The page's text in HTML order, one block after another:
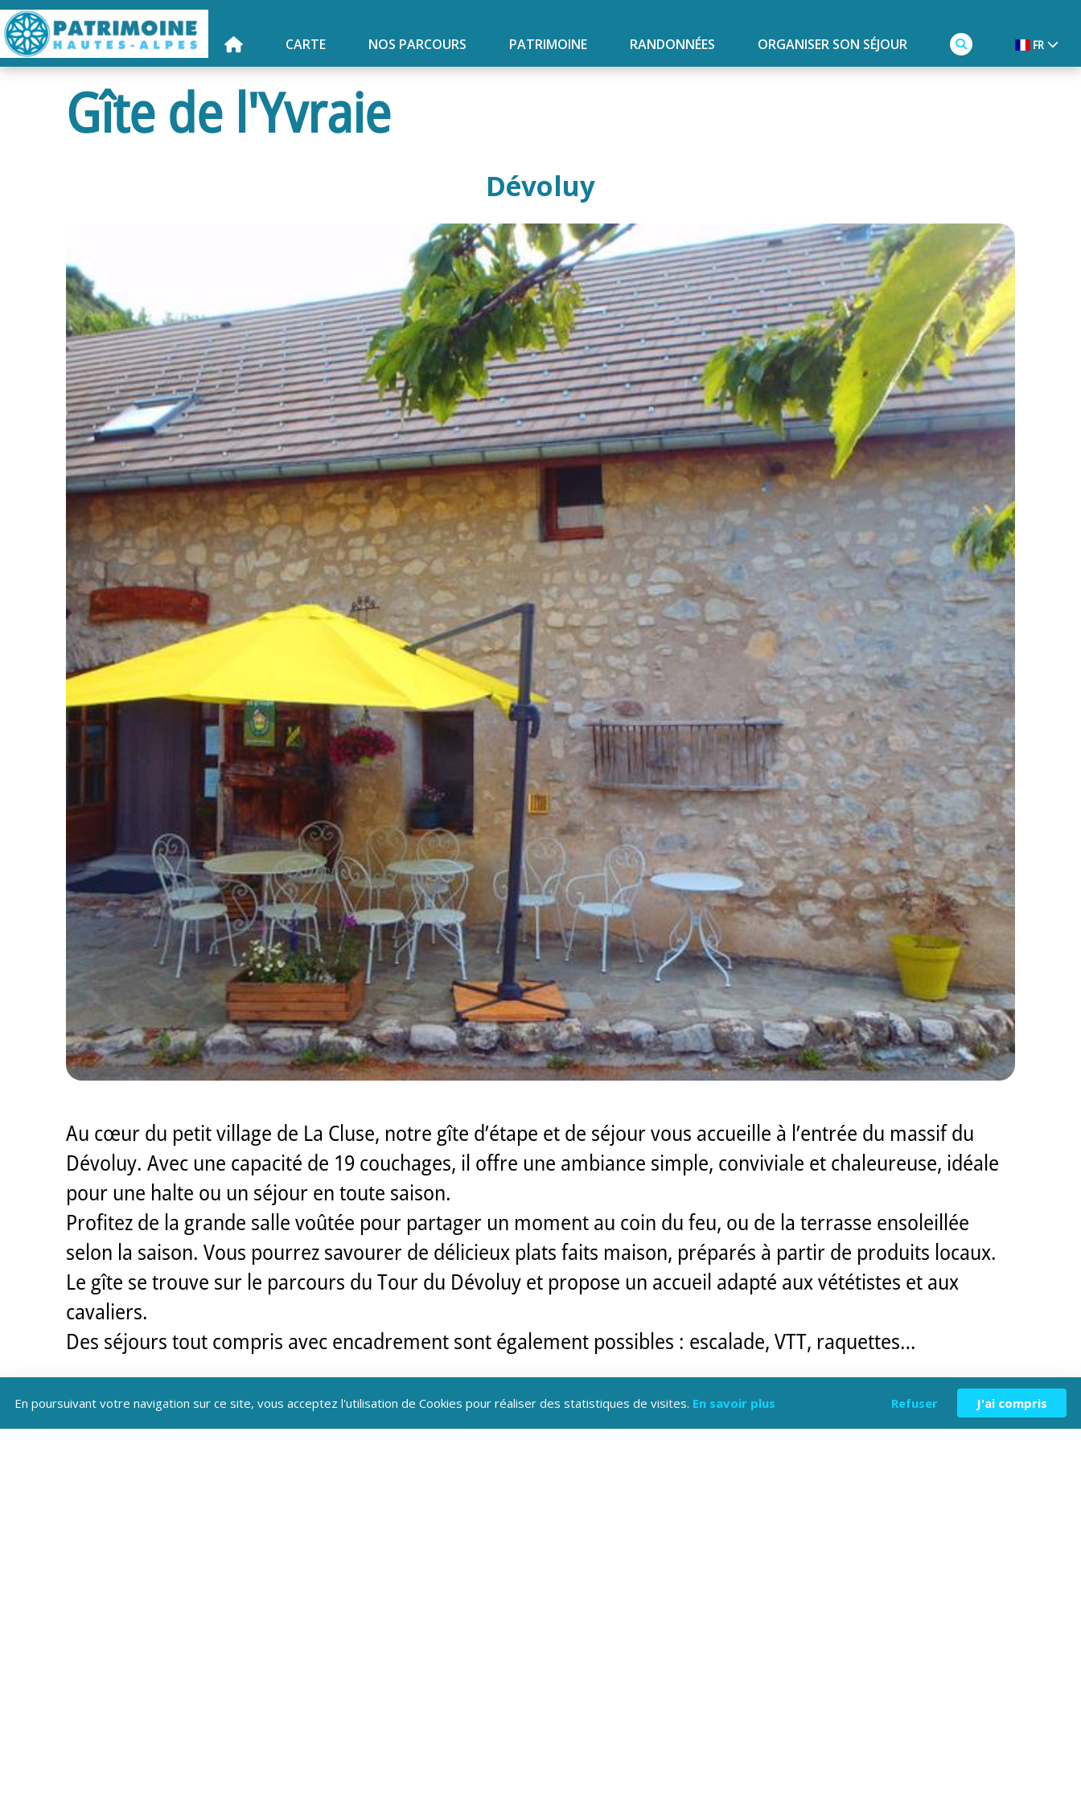
CARTE NOS PARCOURS PATRIMOINE RANDONNÉES ORGANISER SON SÉJOUR FR
Gîte de l'Yvraie
Dévoluy
Au cœur du petit village de La Cluse, notre gîte d’étape et de séjour vous accueille à l’entrée du massif du
Dévoluy. Avec une capacité de 19 couchages, il offre une ambiance simple, conviviale et chaleureuse, idéale
pour une halte ou un séjour en toute saison.
Profitez de la grande salle voûtée pour partager un moment au coin du feu, ou de la terrasse ensoleillée
selon la saison. Vous pourrez savourer de délicieux plats faits maison, préparés à partir de produits locaux.
Le gîte se trouve sur le parcours du Tour du Dévoluy et propose un accueil adapté aux vététistes et aux
cavaliers.
Des séjours tout compris avec encadrement sont également possibles : escalade, VTT, raquettes…
En poursuivant votre navigation sur ce site, vous acceptez l'utilisation de Cookies pour réaliser des statistiques de visites. En savoir plus Refuser J'ai compris